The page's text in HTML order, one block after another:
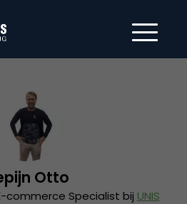
Otto
commerce Specialist bij UNIS